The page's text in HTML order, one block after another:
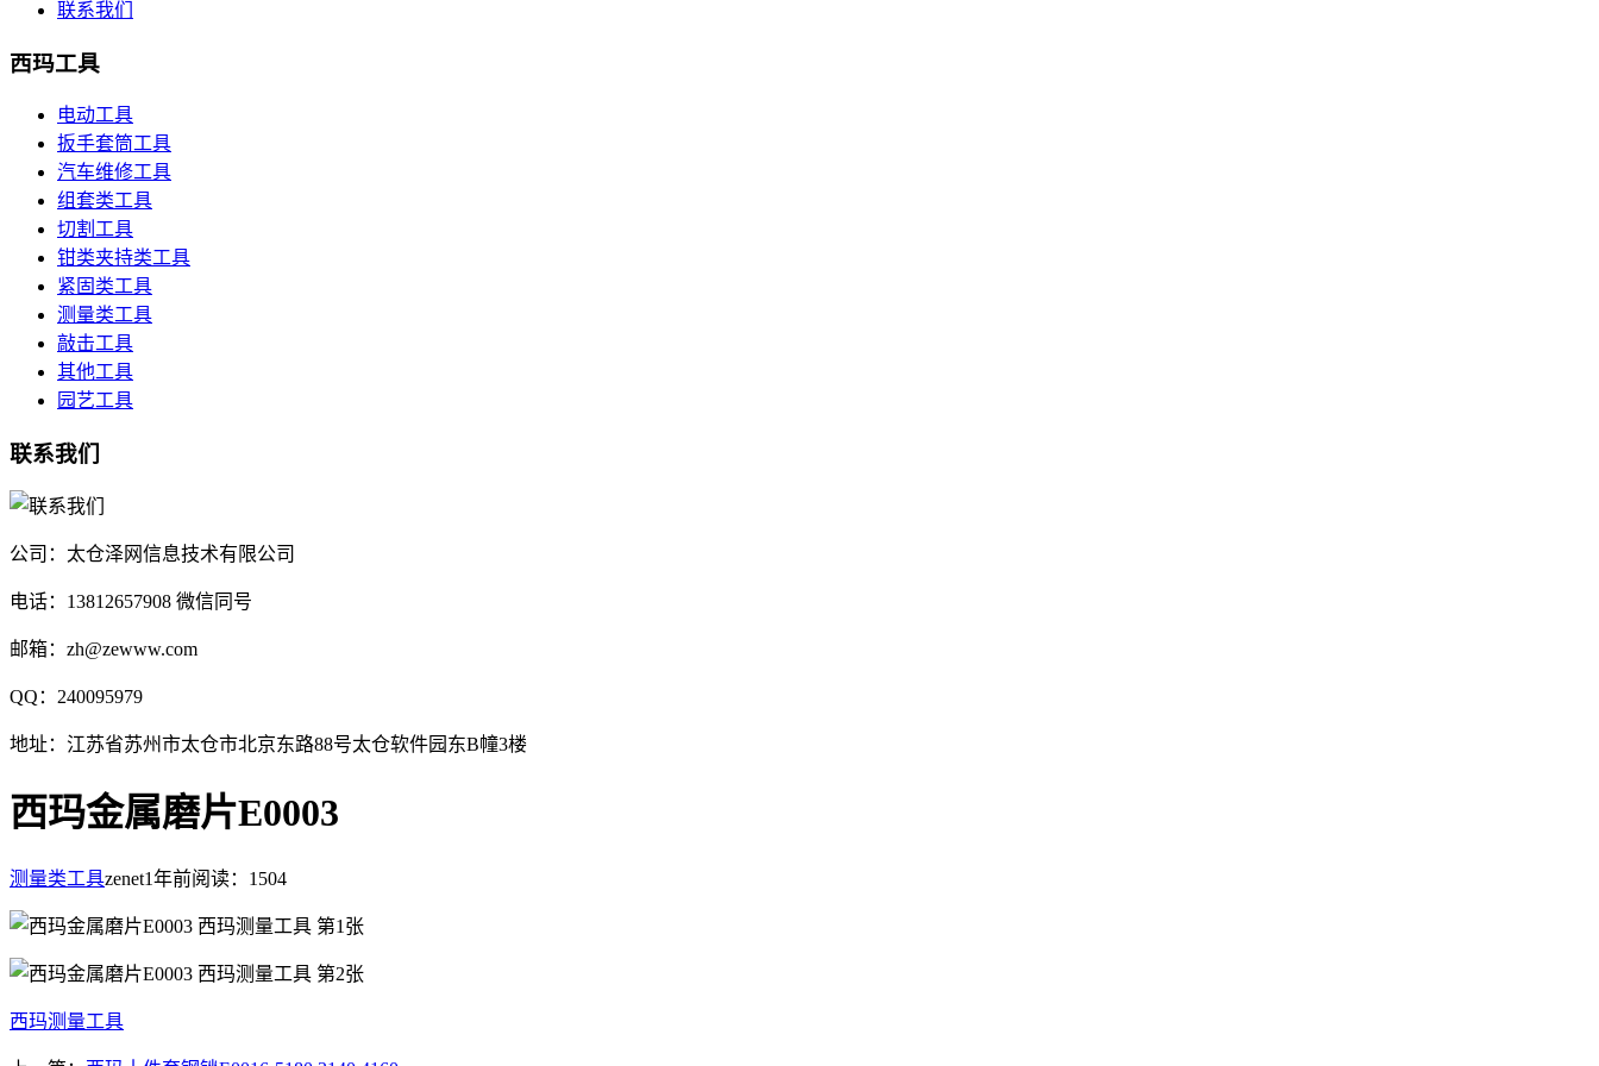
联系我们
西玛工具
电动工具
扳手套筒工具
汽车维修工具
组套类工具
切割工具
钳类夹持类工具
紧固类工具
测量类工具
敲击工具
其他工具
园艺工具
联系我们
公司：太仓泽网信息技术有限公司
电话：13812657908 微信同号
邮箱：zh@zewww.com
QQ：240095979
地址：江苏省苏州市太仓市北京东路88号太仓软件园东B幢3楼
西玛金属磨片E0003
测量类工具zenet1年前阅读：1504
西玛测量工具